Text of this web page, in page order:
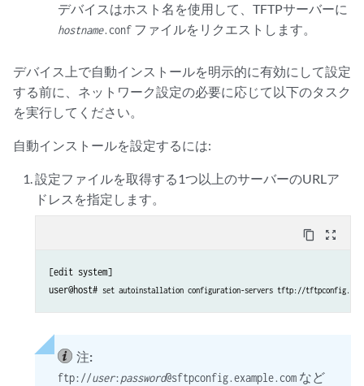
デバイスはホスト名を使用して、TFTPサーバーに
hostname.confファイルをリクエストします。
デバイス上で自動インストールを明示的に有効にして設定
する前に、ネットワーク設定の必要に応じて以下のタスク
を実行してください。
自動インストールを設定するには:
設定ファイルを取得する1つ以上のサーバーのURLア
ドレスを指定します。
content_copy zoom_out_map
[edit system]
user@host# set autoinstallation configuration-servers tftp://
注:
ftp://user:password@sftpconfig.example.com など